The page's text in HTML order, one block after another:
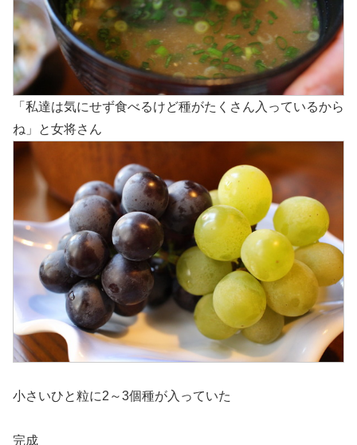
「私達は気にせず食べるけど種がたくさん入っているから
ね」と女将さん
小さいひと粒に2～3個種が入っていた
完成